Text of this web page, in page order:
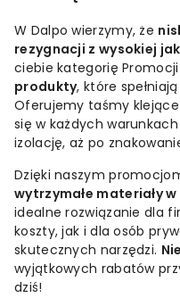
W Dalpo wierzymy, że
rezygnacji z wysokiej
ciebie kategorię
produkty, które spełniają
Oferujemy taśmy
się w każdych
izolację, aż po
Dzięki naszym
wytrzymałe materiały
idealne rozwiązanie dla
koszty, jak i dla osób
skutecznych narzędzi.
wyjątkowych rabatów
dziś!